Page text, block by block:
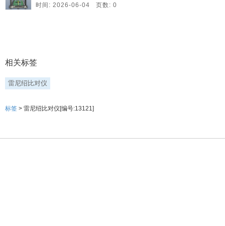
时间: 2026-06-04 页数: 0
相关标签
雷尼绍比对仪
标签 > 雷尼绍比对仪[编号:13121]